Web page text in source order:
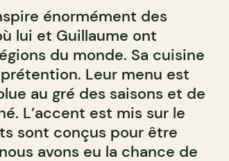
énormément des
lui et Guillaume ont
du monde. Sa cuisine
Leur menu est
au gré des saisons et de
L’accent est mis sur le
sont conçus pour être
avons eu la chance de